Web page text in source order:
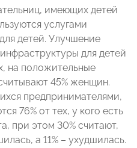
имеющих детей
услугами
детей. Улучшение
для детей
на положительные
45% женщин.
предпринимателями,
76% от тех, у кого есть
при этом 30% считают,
а 11% – ухудшилась.